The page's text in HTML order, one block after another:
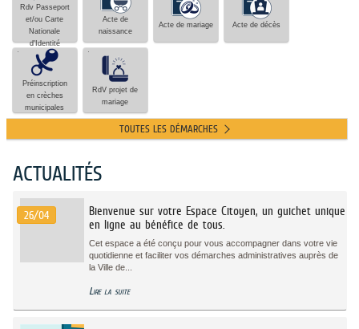
et/ou
Carte
Nationale
d'Identité
Rdv Passeport
et/ou Carte
Nationale
d'Identité
naissance
Acte de
naissance
mariage
Acte de mariage Acte de décès
Préinscription
crèches
municipales
Préinscription
en crèches
municipales
RdV
mariage
RdV projet de
mariage
TOUTES LES DÉMARCHES
ACTUALITÉS
26/04
Bienvenue sur votre Espace Citoyen, un guichet unique
en ligne au bénéfice de tous.
Cet espace a été conçu pour vous accompagner dans votre vie
quotidienne et faciliter vos démarches administratives auprès de
la Ville de...
Lire la suite